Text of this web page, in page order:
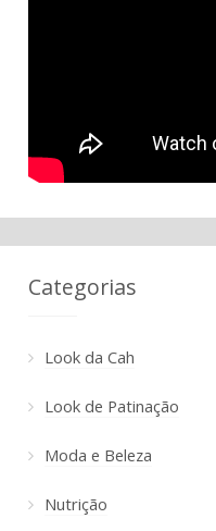
Categorias
Look da Cah
Look de Patinação
Moda e Beleza
Nutrição